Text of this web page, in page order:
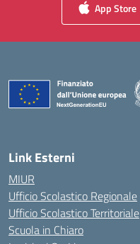
App Store
Link Esterni
MIUR
Ufficio Scolastico Regionale
Ufficio Scolastico Territoriale
Scuola in Chiaro